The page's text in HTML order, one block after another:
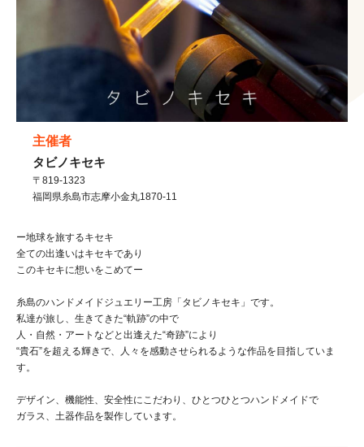
主催者
タビノキセキ
〒819-1323
福岡県糸島市志摩小金丸1870-11
ー地球を旅するキセキ
全ての出逢いはキセキであり
このキセキに想いをこめてー
糸島のハンドメイドジュエリー工房「タビノキセキ」です。
私達が旅し、生きてきた“軌跡”の中で
人・自然・アートなどと出逢えた“奇跡”により
“貴石”を超える輝きで、人々を感動させられるような作品を目指していま
す。
デザイン、機能性、安全性にこだわり、ひとつひとつハンドメイドで
ガラス、土器作品を製作しています。